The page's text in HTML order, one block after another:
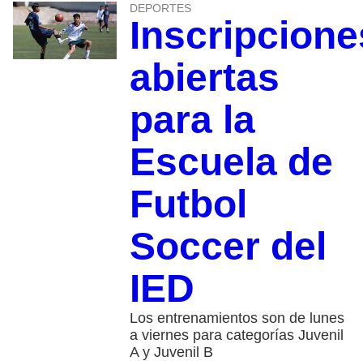
DEPORTES
abiertas
para la
Escuela de
Futbol
Soccer del
IED
Los entrenamientos son de lunes
a viernes para categorías Juvenil
A y Juvenil B